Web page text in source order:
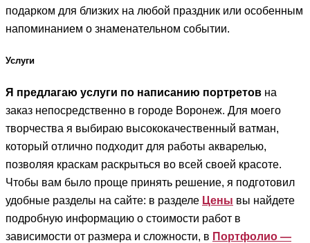
подарком для близких на любой праздник или особенным
напоминанием о знаменательном событии.
Услуги
Я предлагаю услуги по написанию портретов на
заказ непосредственно в городе Воронеж. Для моего
творчества я выбираю высококачественный ватман,
который отлично подходит для работы акварелью,
позволяя краскам раскрыться во всей своей красоте.
Чтобы вам было проще принять решение, я подготовил
удобные разделы на сайте: в разделе Цены вы найдете
подробную информацию о стоимости работ в
зависимости от размера и сложности, в Портфолио —